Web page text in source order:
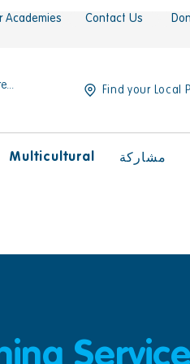
Academies Contact Us
Find your Local
Multicultural مشاركة